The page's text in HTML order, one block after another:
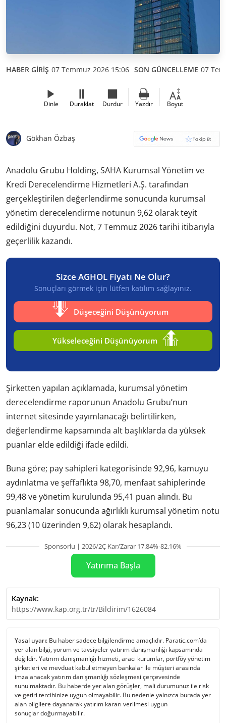
HABER GİRİŞ 07 Temmuz 2026 15:06 SON GÜNCELLEME 07
Dinle Duraklat Durdur Yazdır Boyut
Gökhan Özbaş
Anadolu Grubu Holding, SAHA Kurumsal Yönetim ve
Kredi Derecelendirme Hizmetleri A.Ş. tarafından
gerçekleştirilen değerlendirme sonucunda kurumsal
yönetim derecelendirme notunun 9,62 olarak teyit
edildiğini duyurdu. Not, 7 Temmuz 2026 tarihi itibarıyla
geçerlilik kazandı.
Sizce AGHOL Fiyatı Ne Olur?
Sonuçları görmek için lütfen katılım sağlayınız.
Düşeceğini Düşünüyorum
Yükseleceğini Düşünüyorum
Şirketten yapılan açıklamada, kurumsal yönetim
derecelendirme raporunun Anadolu Grubu’nun
internet sitesinde yayımlanacağı belirtilirken,
değerlendirme kapsamında alt başlıklarda da yüksek
puanlar elde edildiği ifade edildi.
Buna göre; pay sahipleri kategorisinde 92,96, kamuyu
aydınlatma ve şeffaflıkta 98,70, menfaat sahiplerinde
99,48 ve yönetim kurulunda 95,41 puan alındı. Bu
puanlamalar sonucunda ağırlıklı kurumsal yönetim notu
96,23 (10 üzerinden 9,62) olarak hesaplandı.
Sponsorlu | 2026/2Ç Kar/Zarar 17.84%-82.16%
Yatırıma Başla
Kaynak:
https://www.kap.org.tr/tr/Bildirim/1626084
Yasal uyarı: Bu haber sadece bilgilendirme amaçlıdır. Paratic.com’da
yer alan bilgi, yorum ve tavsiyeler yatırım danışmanlığı kapsamında
değildir. Yatırım danışmanlığı hizmeti, aracı kurumlar, portföy yönetim
şirketleri ve mevduat kabul etmeyen bankalar ile müşteri arasında
imzalanacak yatırım danışmanlığı sözleşmesi çerçevesinde
sunulmaktadır. Bu haberde yer alan görüşler, mali durumunuz ile risk
ve getiri tercihinize uygun olmayabilir. Bu nedenle yalnızca burada yer
alan bilgilere dayanarak yatırım kararı verilmesi uygun
sonuçlar doğurmayabilir.